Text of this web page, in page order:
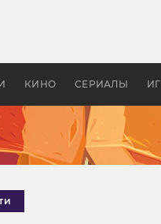
КИНО СЕРИАЛЫ